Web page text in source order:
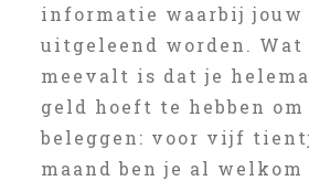
informatie waarbij jouw
uitgeleend worden. Wat
meevalt is dat je
geld hoeft te hebben
beleggen: voor vijf
maand ben je al welkom